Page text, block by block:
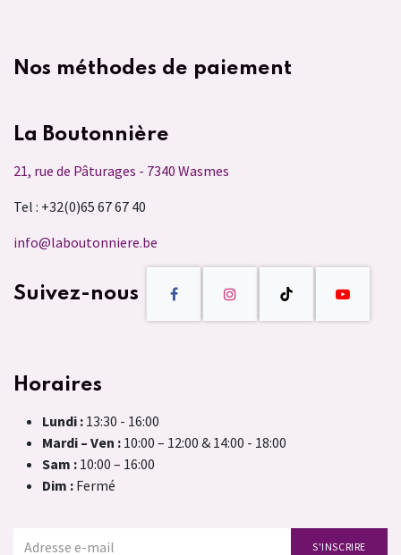
Nos méthodes de paiement
La Boutonnière
21, rue de Pâturages - 7340 Wasmes
Tel : +32(0)65 67 67 40
info@laboutonniere.be
Suivez-nous
Horaires
Lundi : 13:30 - 16:00
Mardi – Ven : 10:00 – 12:00 & 14:00 - 18:00
Sam : 10:00 – 16:00
Dim : Fermé
S'INSCRIRE